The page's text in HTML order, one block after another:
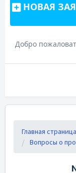
НОВАЯ
Добро
Главная
Вопросы о